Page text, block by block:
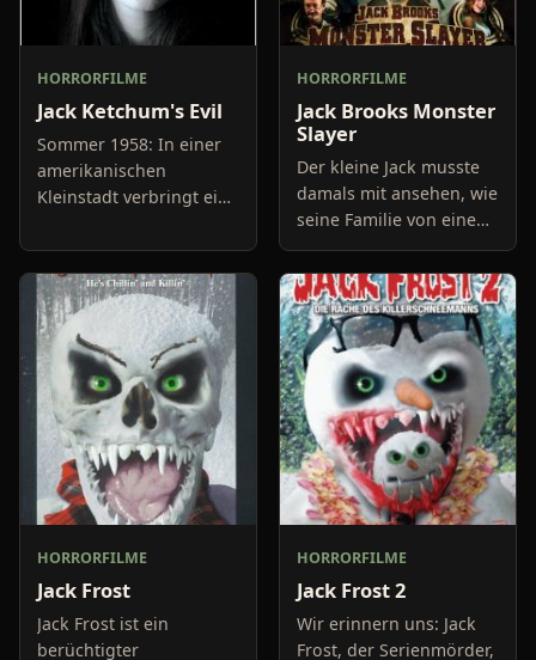
HORRORFILME
Jack Ketchum's Evil
Sommer 1958: In einer
amerikanischen
Kleinstadt verbringt eine
unbedarft ihre
Sommerferien. Für den
12 jährigen David
(Daniel Manche) soll sich
HORRORFILME
Jack Brooks Monster
Slayer
Der kleine Jack musste
damals mit ansehen, wie
seine Familie von einem
fiesen Monster getötet
wurde. Seit dem plagen
ihn zum einen unnötige
Gewissensbisse un
HORRORFILME
Jack Frost
Jack Frost ist ein
berüchtigter
HORRORFILME
Jack Frost 2
Wir erinnern uns: Jack
Frost, der Serienmörder,